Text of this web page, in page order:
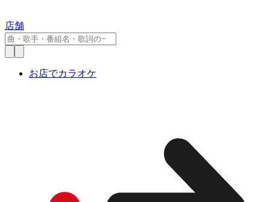
店舗
お店でカラオケ